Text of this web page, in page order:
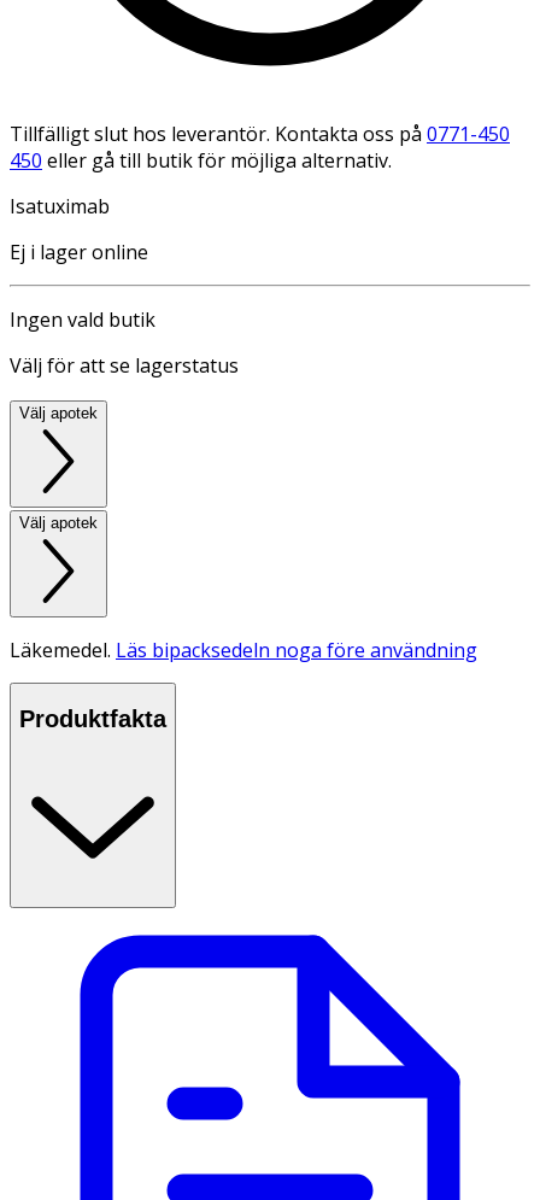
Tillfälligt slut hos leverantör. Kontakta oss på 0771-450
450 eller gå till butik för möjliga alternativ.
Isatuximab
Ej i lager online
Ingen vald butik
Välj för att se lagerstatus
Välj apotek
Välj apotek
Läkemedel. Läs bipacksedeln noga före användning
Produktfakta